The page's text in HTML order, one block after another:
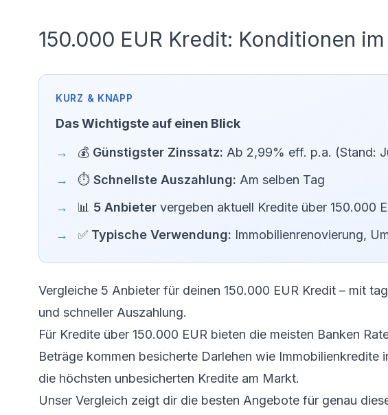
150.000 EUR Kredit: Konditionen
Das Wichtigste auf einen Blick
💰 Günstigster Zinssatz: Ab 2,99% eff. p.a. (Stand:
⏱️ Schnellste Auszahlung: Am selben Tag
📊 5 Anbieter vergeben aktuell Kredite über 150.000
✅ Typische Verwendung: Immobilienrenovierung,
Vergleiche 5 Anbieter für deinen 150.000 EUR Kredit – mit
und schneller Auszahlung.
Für Kredite über 150.000 EUR bieten die meisten Banken
Beträge kommen besicherte Darlehen wie
die höchsten unbesicherten Kredite am Markt.
Unser Vergleich zeigt dir die besten Angebote für genau